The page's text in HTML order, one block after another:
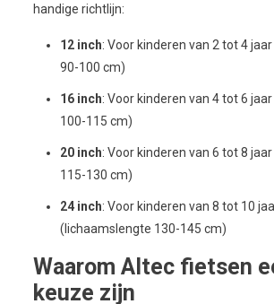
handige richtlijn:
12 inch: Voor kinderen van 2 tot 4
90-100 cm)
16 inch: Voor kinderen van 4 tot 6
100-115 cm)
20 inch: Voor kinderen van 6 tot 8
115-130 cm)
24 inch: Voor kinderen van 8 tot 10
(lichaamslengte 130-145 cm)
Waarom Altec fietsen
keuze zijn